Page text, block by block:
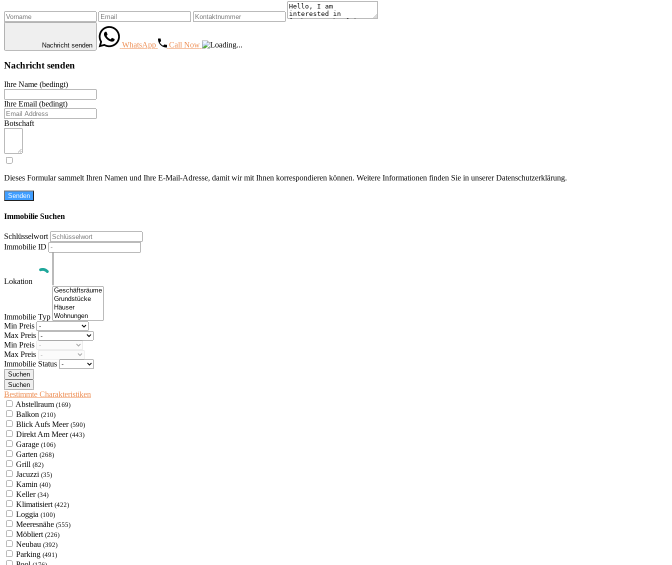
Nachricht senden WhatsApp Call Now
Nachricht senden
Ihre Name (bedingt)
Ihre Email (bedingt)
Botschaft
Dieses Formular sammelt Ihren Namen und Ihre E-Mail-Adresse, damit wir mit Ihnen korrespondieren können. Weitere Informationen finden Sie in unserer Datenschutzerklärung.
Senden
Immobilie Suchen
Schlüsselwort
Immobilie ID
Lokation
Immobilie Typ
Min Preis
Max Preis
Min Preis
Max Preis
Immobilie Status
Bestimmte Charakteristiken
Abstellraum (169)
Balkon (210)
Blick Aufs Meer (590)
Direkt Am Meer (443)
Garage (106)
Garten (268)
Grill (82)
Jacuzzi (35)
Kamin (40)
Keller (34)
Klimatisiert (422)
Loggia (100)
Meeresnähe (555)
Möbliert (226)
Neubau (392)
Parking (491)